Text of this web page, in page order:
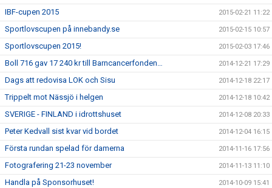
IBF-cupen 2015 2015-02-21 11:22
Sportlovscupen på innebandy.se 2015-02-15 10:57
Sportlovscupen 2015! 2015-02-03 17:46
Boll 716 gav 17 240 kr till Barncancerfonden… 2014-12-21 17:29
Dags att redovisa LOK och Sisu 2014-12-18 22:17
Trippelt mot Nässjö i helgen 2014-12-18 10:42
SVERIGE - FINLAND i idrottshuset 2014-12-08 20:33
Peter Kedvall sist kvar vid bordet 2014-12-04 16:15
Första rundan spelad för damerna 2014-11-16 17:56
Fotografering 21-23 november 2014-11-13 11:10
Handla på Sponsorhuset! 2014-10-09 15:41